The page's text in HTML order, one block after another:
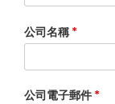
公司名稱 *
公司電子郵件 *